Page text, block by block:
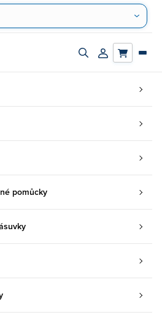
Zapnout/vypnout
Přihlásit/
pomůcky